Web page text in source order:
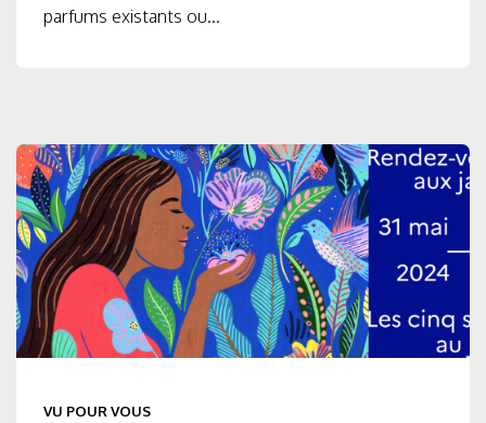
parfums existants ou...
VU POUR VOUS